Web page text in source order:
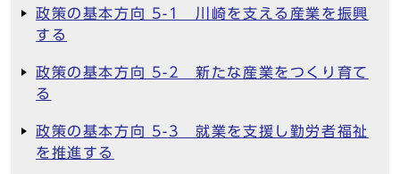
政策の基本方向 5-1 川崎を支える産業を振興
する
政策の基本方向 5-2 新たな産業をつくり育て
る
政策の基本方向 5-3 就業を支援し勤労者福祉
を推進する